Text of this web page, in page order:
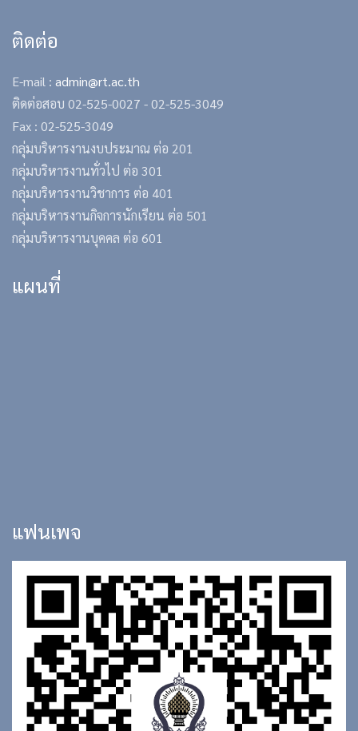
ติดต่อ
E-mail : admin@rt.ac.th
ติดต่อสอบ 02-525-0027 -02-525-3049
Fax : 02-525-3049
กลุ่มบริหารงานงบประมาณ ต่อ 201
กลุ่มบริหารงานทั่วไป ต่อ 301
กลุ่มบริหารงานวิชาการ ต่อ 401
กลุ่มบริหารงานกิจการนักเรียน ต่อ 501
กลุ่มบริหารงานบุคคล ต่อ 601
แผนที่
แฟนเพจ